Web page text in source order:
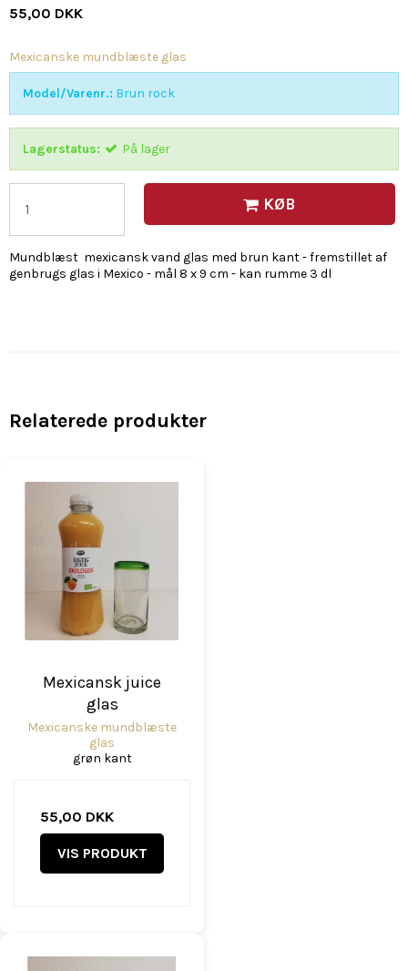
55,00 DKK
Mexicanske mundblæste glas
Model/Varenr.: Brun rock
Lagerstatus: På lager
KØB
Mundblæst mexicansk vand glas med brun kant - fremstillet af
genbrugs glas i Mexico - mål 8 x 9 cm - kan rumme 3 dl
Relaterede produkter
Mexicansk juice
glas
Mexicanske mundblæste
glas
grøn kant
55,00 DKK
VIS PRODUKT